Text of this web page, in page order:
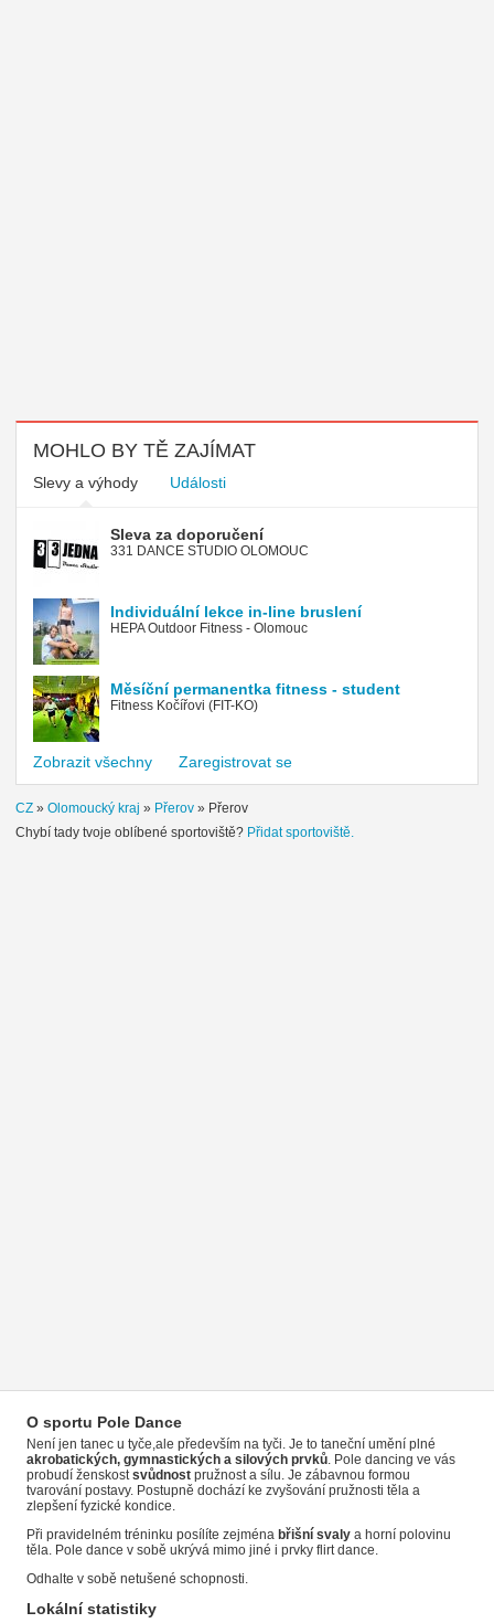
MOHLO BY TĚ ZAJÍMAT
Slevy a výhody Události
Sleva za doporučení
331 DANCE STUDIO OLOMOUC
Individuální lekce in-line bruslení
HEPA Outdoor Fitness - Olomouc
Měsíční permanentka fitness - student
Fitness Kočířovi (FIT-KO)
Zobrazit všechny Zaregistrovat se
CZ » Olomoucký kraj » Přerov » Přerov
Chybí tady tvoje oblíbené sportoviště? Přidat sportoviště.
O sportu Pole Dance
Není jen tanec u tyče,ale především na tyči. Je to taneční umění plné
akrobatických, gymnastických a silových prvků . Pole dancing ve vás
probudí ženskost svůdnost pružnost a sílu. Je zábavnou formou
tvarování postavy. Postupně dochází ke zvyšování pružnosti těla a
zlepšení fyzické kondice.
Při pravidelném tréninku posílíte zejména břišní svaly a horní polovinu
těla. Pole dance v sobě ukrývá mimo jiné i prvky flirt dance.
Odhalte v sobě netušené schopnosti.
Lokální statistiky